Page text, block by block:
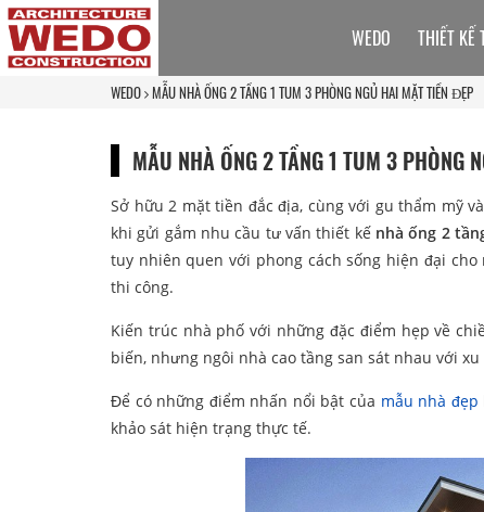
WEDO MẪU NHÀ ỐNG 2 TẦNG 1 TUM 3 PHÒNG NGỦ HAI MẶT TIỀN ĐẸP
MẪU NHÀ ỐNG 2 TẦNG 1 TUM 3 PHÒNG
Sở hữu 2 mặt tiền đắc địa, cùng với gu thẩm mỹ
khi gửi gắm nhu cầu tư vấn thiết kế nhà ống 2
tuy nhiên quen với phong cách sống hiện đại
thi công.
Kiến trúc nhà phố với những đặc điểm hẹp về
biến, nhưng ngôi nhà cao tầng san sát nhau với
Để có những điểm nhấn nổi bật của mẫu nhà đẹp
khảo sát hiện trạng thực tế.
WEDO THIẾT